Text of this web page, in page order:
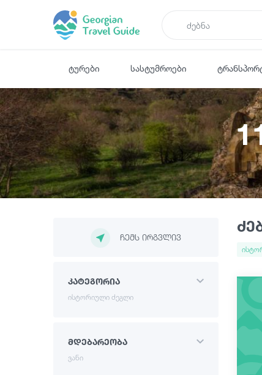
ტურები სასტუმროები
ჩემს ირგვლივ
კატეგორია
ისტორიული ძეგლი
მდებარეობა
ვანი